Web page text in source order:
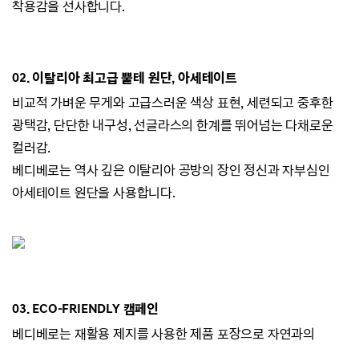
착용감을 선사합니다.
02. 이탈리아 최고급 뿔테 원단, 아세테이트
비교적 가벼운 무게와 고급스러운 색상 표현, 세련되고 중후한
광택감, 단단한 내구성, 선글라스의 한계를 뛰어넘는 다채로운
컬러감.
베디베로는 역사 깊은 이탈리아 공방의 장인 정신과 자부심인
아세테이트 원단을 사용합니다.
03. ECO-FRIENDLY 캠페인
베디베로는 재활용 제지를 사용한 제품 포장으로 자연과의